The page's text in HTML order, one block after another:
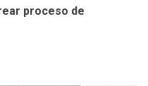
proceso de